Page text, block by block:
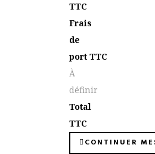
TTC
Frais
de
port TTC
À
définir
Total
TTC
CONTINUER